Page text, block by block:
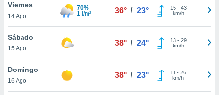
cookies
aceptar
Viernes
14 Ago
70%
1 l/m²
36° / 23° 15- 43
km/h
Sábado
15 Ago
38° / 24° 13- 29
km/h
Domingo
16 Ago
38° / 23° 11 - 26
km/h